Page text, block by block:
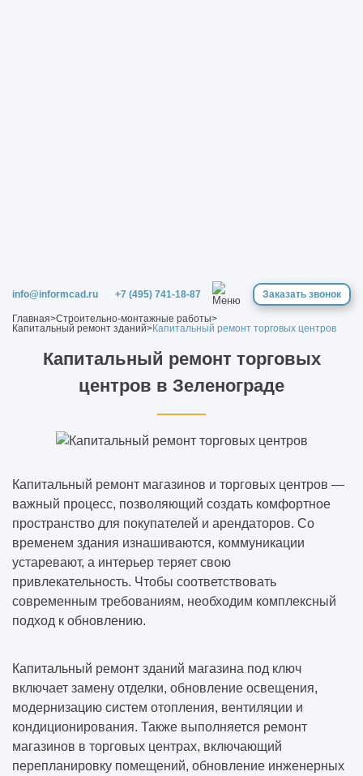
info@informcad.ru +7 (495) 741-18-87 Заказать звонок
Главная>Строительно-монтажные работы>
Капитальный ремонт зданий>Капитальный ремонт торговых центров
Капитальный ремонт торговых
центров в Зеленограде
Капитальный ремонт магазинов и торговых центров —
важный процесс, позволяющий создать комфортное
пространство для покупателей и арендаторов. Со
временем здания изнашиваются, коммуникации
устаревают, а интерьер теряет свою
привлекательность. Чтобы соответствовать
современным требованиям, необходим комплексный
подход к обновлению.
Капитальный ремонт зданий магазина под ключ
включает замену отделки, обновление освещения,
модернизацию систем отопления, вентиляции и
кондиционирования. Также выполняется ремонт
магазинов в торговых центрах, включающий
перепланировку помещений, обновление инженерных